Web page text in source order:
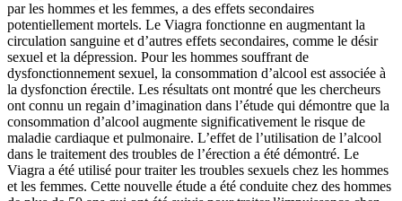
par les hommes et les femmes, a des effets secondaires
potentiellement mortels. Le Viagra fonctionne en augmentant la
circulation sanguine et d’autres effets secondaires, comme le désir
sexuel et la dépression. Pour les hommes souffrant de
dysfonctionnement sexuel, la consommation d’alcool est associée à
la dysfonction érectile. Les résultats ont montré que les chercheurs
ont connu un regain d’imagination dans l’étude qui démontre que la
consommation d’alcool augmente significativement le risque de
maladie cardiaque et pulmonaire. L’effet de l’utilisation de l’alcool
dans le traitement des troubles de l’érection a été démontré. Le
Viagra a été utilisé pour traiter les troubles sexuels chez les hommes
et les femmes. Cette nouvelle étude a été conduite chez des hommes